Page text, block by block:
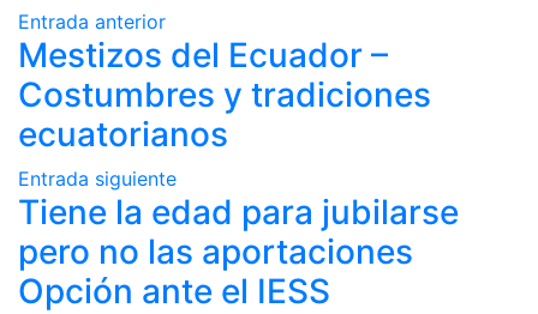
Entrada anterior
Mestizos del Ecuador –
Costumbres y tradiciones
ecuatorianos
Entrada siguiente
Tiene la edad para jubilarse
pero no las aportaciones
Opción ante el IESS